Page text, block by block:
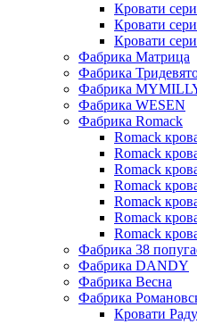
Кровати
Кровати
Кровати
Фабрика Матрица
Фабрика
Фабрика
Фабрика WESEN
Фабрика Romack
Romack
Romack
Romack
Romack
Romack
Romack
Romack
Фабрика 38
Фабрика DАNDY
Фабрика Весна
Фабрика
Кровати